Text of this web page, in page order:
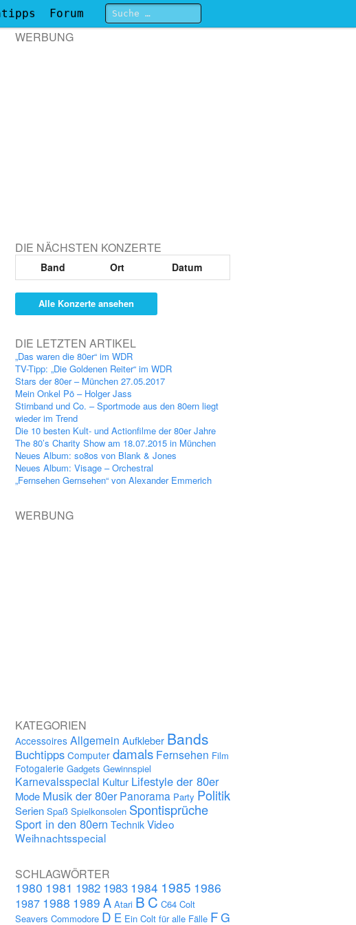
Forum
WERBUNG
DIE NÄCHSTEN KONZERTE
Band Ort Datum
Alle Konzerte ansehen
DIE LETZTEN ARTIKEL
„Das waren die 80er“ im WDR
TV-Tipp: „Die Goldenen Reiter“ im WDR
Stars der 80er – München 27.05.2017
Mein Onkel Pö – Holger Jass
Stirnband und Co. – Sportmode aus den 80ern liegt
wieder im Trend
Die 10 besten Kult- und Actionfilme der 80er Jahre
The 80’s Charity Show am 18.07.2015 in München
Neues Album: so8os von Blank & Jones
Neues Album: Visage – Orchestral
„Fernsehen Gernsehen“ von Alexander Emmerich
WERBUNG
KATEGORIEN
Accessoires Allgemein Aufkleber Bands
Buchtipps Computer damals Fernsehen Film
Fotogalerie Gadgets Gewinnspiel
Karnevalsspecial Kultur Lifestyle der 80er
Mode Musik der 80er Panorama Party Politik
Serien Spaß Spielkonsolen Spontisprüche
Sport in den 80ern Technik Video
Weihnachtsspecial
SCHLAGWÖRTER
1980 1981 1982 1983 1984 1985 1986
1987 1988 1989 A Atari B C C64 Colt
Seavers Commodore D E Ein Colt für alle Fälle FG